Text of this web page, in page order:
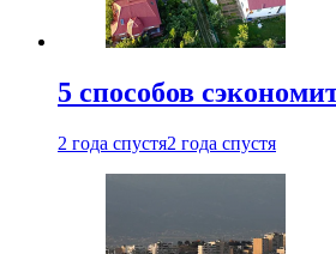
5 способов
2 года спустя2 года спустя